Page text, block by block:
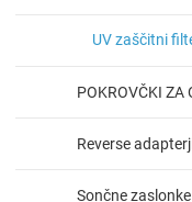
UV zaščitni
POKROVČKI ZA
Reverse
Sončne zaslonke